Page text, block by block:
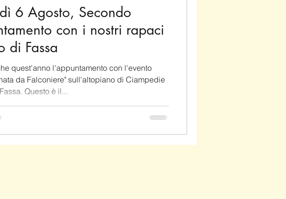
6 Agosto, Secondo
con i nostri rapaci
di Fassa
quest'anno l'appuntamento con l'evento
da Falconiere" sull'altopiano di Ciampedie
Questo è il...